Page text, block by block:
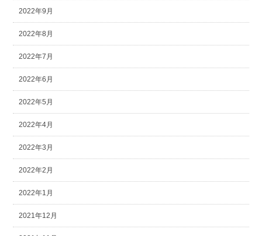
2022年9月
2022年8月
2022年7月
2022年6月
2022年5月
2022年4月
2022年3月
2022年2月
2022年1月
2021年12月